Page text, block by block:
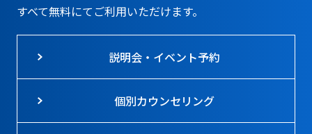
すべて無料にてご利用いただけます。
説明会・イベント予約
個別カウンセリング